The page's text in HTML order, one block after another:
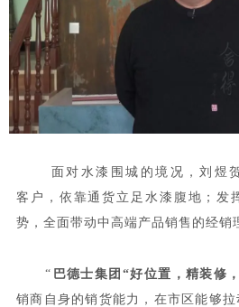
面对水漆围城的境况，刘煜
客户，依靠通货立足水漆腹地；发
势，全面带动中高端产品销售的经销
“ 巴德士集团“好位置，精装修
销商自身的销货能力，在市区能够